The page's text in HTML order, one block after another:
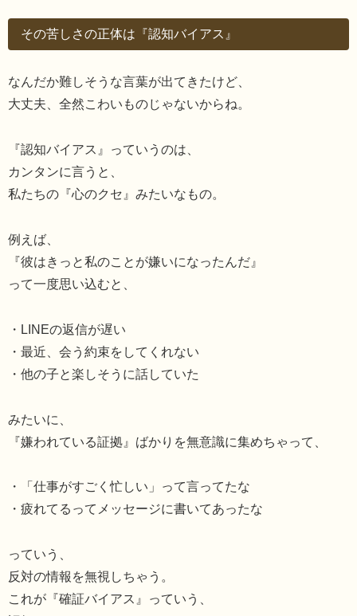
その苦しさの正体は『認知バイアス』
なんだか難しそうな言葉が出てきたけど、
大丈夫、全然こわいものじゃないからね。
『認知バイアス』っていうのは、
カンタンに言うと、
私たちの『心のクセ』みたいなもの。
例えば、
『彼はきっと私のことが嫌いになったんだ』
って一度思い込むと、
・LINEの返信が遅い
・最近、会う約束をしてくれない
・他の子と楽しそうに話していた
みたいに、
『嫌われている証拠』ばかりを無意識に集めちゃって、
・「仕事がすごく忙しい」って言ってたな
・疲れてるってメッセージに書いてあったな
っていう、
反対の情報を無視しちゃう。
これが『確証バイアス』っていう、